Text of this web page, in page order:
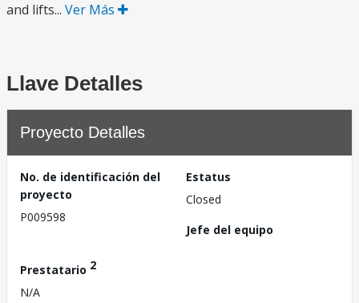
and lifts... Ver Más
Llave Detalles
Proyecto Detalles
No. de identificación del
proyecto
P009598
Estatus
Closed
Jefe del equipo
Prestatario 2
N/A